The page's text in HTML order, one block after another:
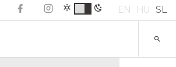
EN HU SL